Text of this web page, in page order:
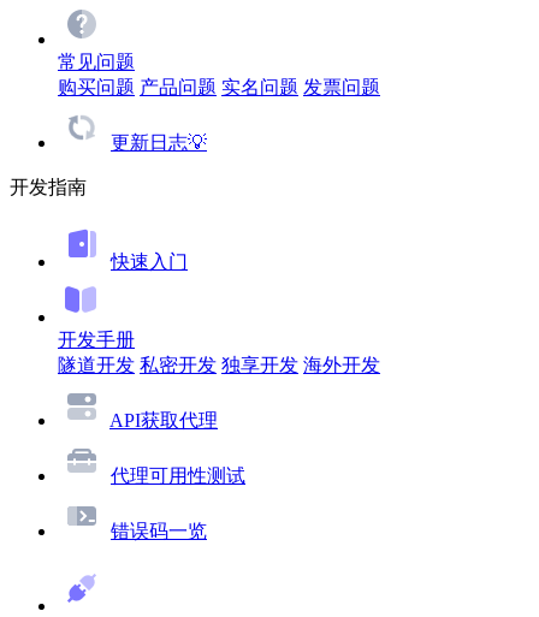
常见问题
购买问题 产品问题 实名问题 发票问题
更新日志💡
开发指南
快速入门
开发手册
隧道开发 私密开发 独享开发 海外开发
API获取代理
代理可用性测试
错误码一览